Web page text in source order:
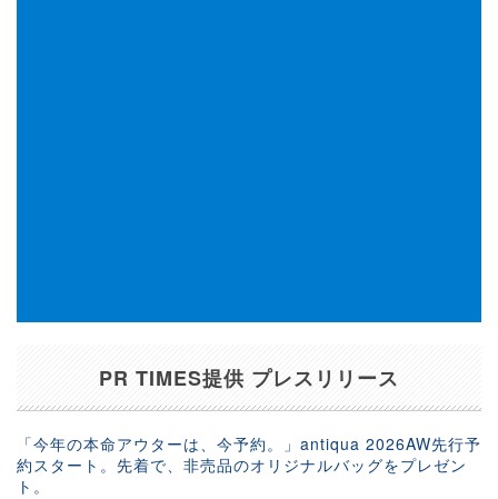
PR TIMES提供 プレスリリース
「今年の本命アウターは、今予約。」antiqua 2026AW先行予
約スタート。先着で、非売品のオリジナルバッグをプレゼン
ト。